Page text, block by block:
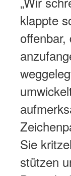
klappte
Sie
stützen